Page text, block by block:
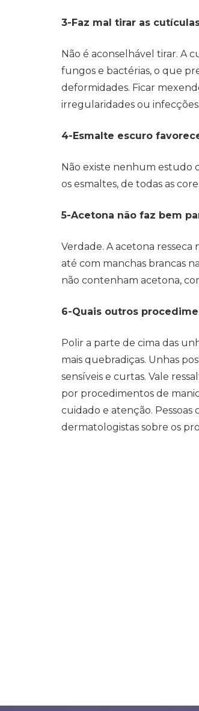
3-Faz mal tirar as
Não é aconselhável tirar. A
fungos e bactérias, o que
deformidades. Ficar
irregularidades ou
4-Esmalte escuro
Não existe nenhum estudo
os esmaltes, de todas as
5-Acetona não faz bem
Verdade. A acetona resseca
até com manchas brancas
não contenham acetona,
6-Quais outros
Polir a parte de cima das
mais quebradiças. Unhas
sensíveis e curtas. Vale
por procedimentos de
cuidado e atenção. Pessoas
dermatologistas sobre os